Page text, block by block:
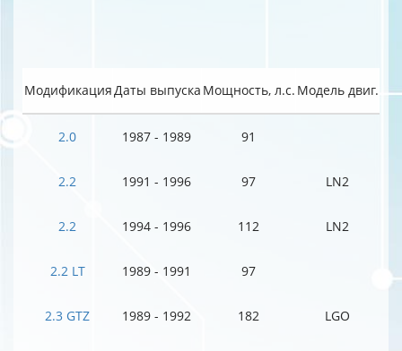
МодификацияДаты выпуска Мощность, л.с. Модель двиг.
2.0 1987 - 1989 91
2.2 1991 - 1996 97 LN2
2.2 1994 - 1996 112 LN2
2.2 LT 1989 - 1991 97
2.3 GTZ 1989 - 1992 182 LGO